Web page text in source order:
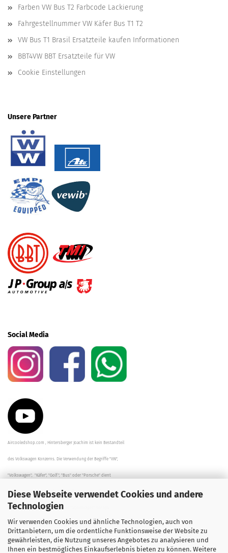
Diese Webseite verwendet Cookies und andere
Technologien
Wir verwenden Cookies und ähnliche Technologien, auch von
Drittanbietern, um die ordentliche Funktionsweise der Website zu
gewährleisten, die Nutzung unseres Angebotes zu analysieren und
Ihnen ein bestmögliches Einkaufserlebnis bieten zu können. Weitere
Farben VW Bus T2 Farbcode Lackierung
Fahrgestellnummer VW Käfer Bus T1 T2
VW Bus T1 Brasil Ersatzteile kaufen Informationen
BBT4VW BBT Ersatzteile für VW
Cookie Einstellungen
Unsere Partner
Social Media
Aircooledshop.com , Hintersberger Joachim ist kein Bestandteil
des Volkswagen Konzerns. Die Verwendung der Begriffe "VW",
"Volkswagen", "Käfer", "Golf", "Bus" oder "Porsche" dient
der Beschreibung der Teile und stellt in keinem Fall eine direkte
Verbindung zu dem Unternehmen "Volkswagen" her/da.
Die Beschreibungen, Zeichnungen und Angaben zur
Verwendung sind sorgfältig überprüft worden.